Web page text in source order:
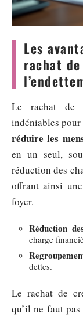
Les
rachat
Le rachat de
indéniables pour
réduire les
en un seul,
réduction des
offrant ainsi
foyer.
Réduction
charge
dettes.
Le rachat de
qu’il ne faut